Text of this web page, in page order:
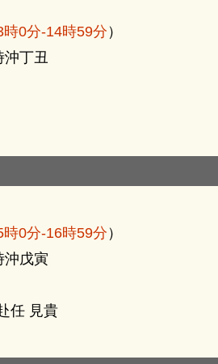
時0分-14時59分）
沖丁丑
時0分-16時59分）
沖戊寅
任 見貴